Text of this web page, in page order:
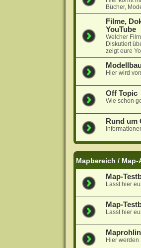
Bücher,
Filme,
YouTube
Welcher
Diskutiert
zeigt eure
Hier wird
Off Topic
Wie schon
Rund um
Mapbereich / Map-
Map-
Lasst hier
Map-
Lasst hier
Hier